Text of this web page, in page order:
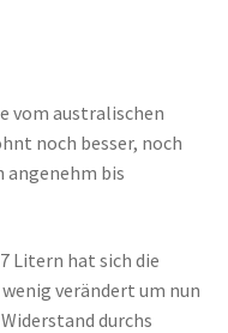
vom australischen
noch besser, noch
angenehm bis
Litern hat sich die
verändert um nun
durchs